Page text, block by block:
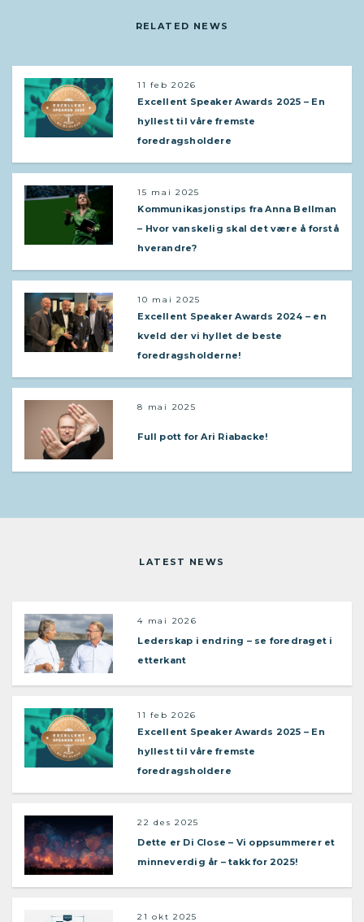
RELATED NEWS
11 feb 2026
Excellent Speaker Awards 2025 – En
hyllest til våre fremste
foredragsholdere
15 mai 2025
Kommunikasjonstips fra Anna Bellman
– Hvor vanskelig skal det være å forstå
hverandre?
10 mai 2025
Excellent Speaker Awards 2024 – en
kveld der vi hyllet de beste
foredragsholderne!
8 mai 2025
Full pott for Ari Riabacke!
LATEST NEWS
4 mai 2026
Lederskap i endring – se foredraget i
etterkant
11 feb 2026
Excellent Speaker Awards 2025 – En
hyllest til våre fremste
foredragsholdere
22 des 2025
Dette er Di Close – Vi oppsummerer et
minneverdig år – takk for 2025!
21 okt 2025